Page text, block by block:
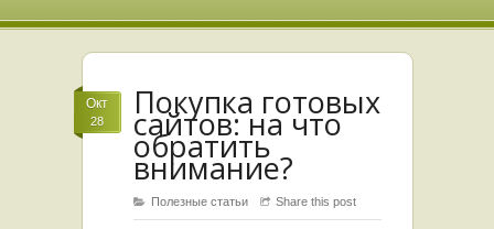
Окт
28 Покупка готовых
сайтов: на что
обратить
внимание?
Полезные статьи Share this post